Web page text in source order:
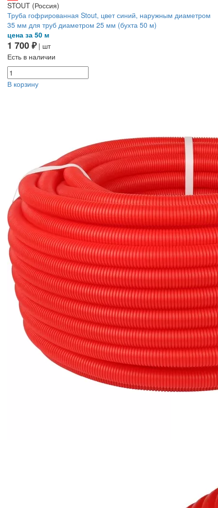
STOUT (Россия)
Труба гофрированная Stout, цвет синий, наружным диаметром
35 мм для труб диаметром 25 мм (бухта 50 м)
цена за 50 м
1 700 ₽| шт
Есть в наличии
В корзину